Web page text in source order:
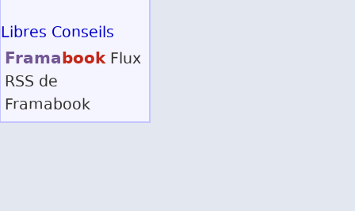
Libres Conseils
Framabook Flux
RSS de
Framabook